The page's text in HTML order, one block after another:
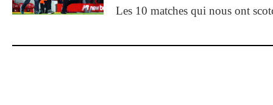
Les 10 matches qui nous ont